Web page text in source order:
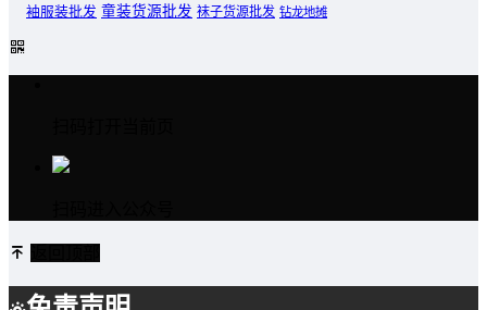
袖服装批发 童装货源批发 袜子货源批发 钻龙地摊